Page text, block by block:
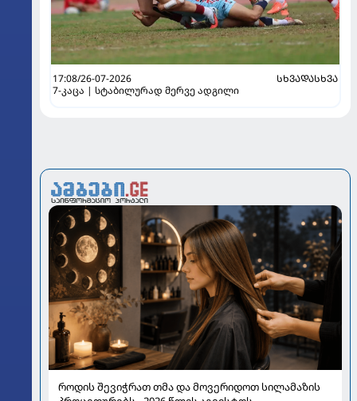
17:08/26-07-2026
ᲡᲮᲕᲐᲓᲐᲡᲮᲕᲐ
7-კაცა | სტაბილურად მერვე ადგილი
როდის შევიჭრათ თმა და მოვერიდოთ სილამაზის